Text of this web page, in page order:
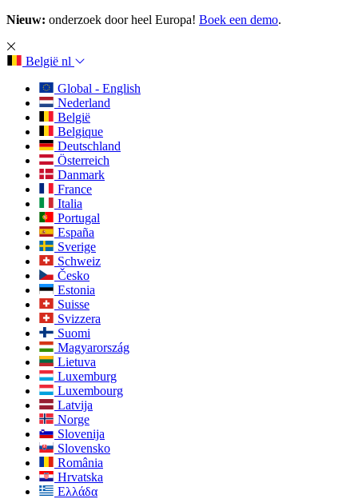
Nieuw: onderzoek door heel Europa! Boek een demo.
België nl
Global - English
Nederland
België
Belgique
Deutschland
Österreich
Danmark
France
Italia
Portugal
España
Sverige
Schweiz
Česko
Estonia
Suisse
Svizzera
Suomi
Magyarország
Lietuva
Luxemburg
Luxembourg
Latvija
Norge
Slovenija
Slovensko
România
Hrvatska
Ελλάδα